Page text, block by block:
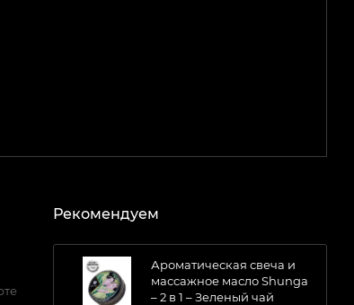
Рекомендуем
Ароматическая свеча и
массажное масло Shunga
– 2 в 1 – Зеленый чай